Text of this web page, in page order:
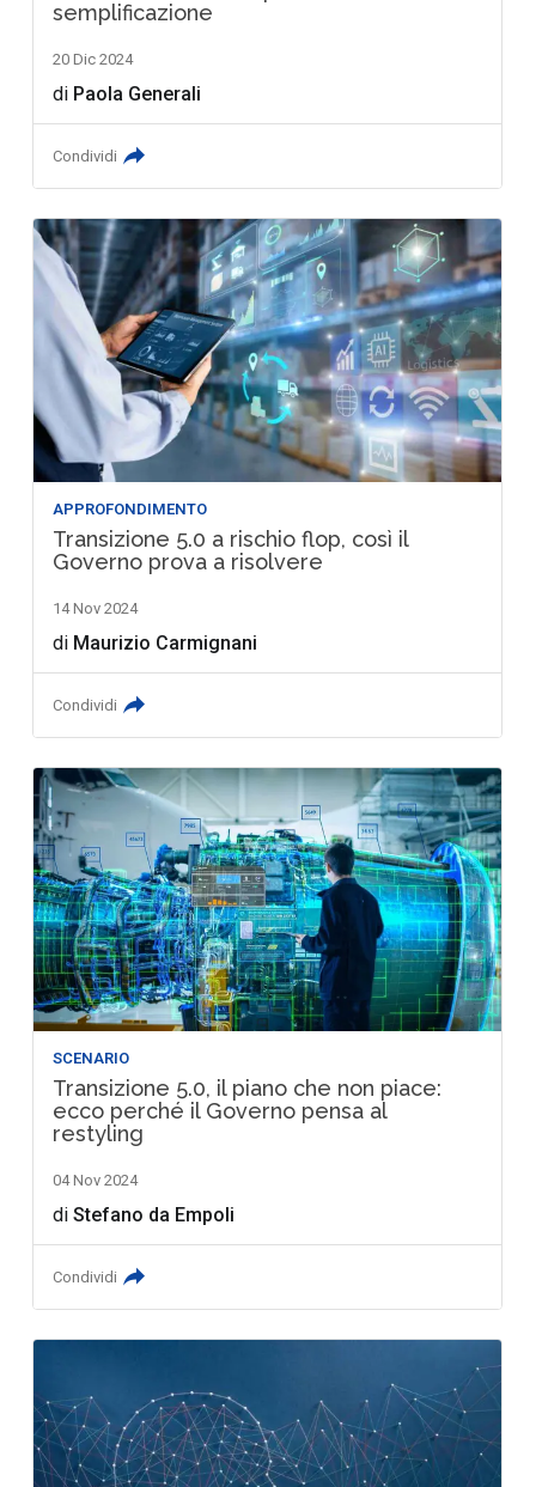
semplificazione
20 Dic 2024
di Paola Generali
Condividi
APPROFONDIMENTO
Transizione 5.0 a rischio flop, così il
Governo prova a risolvere
14 Nov 2024
di Maurizio Carmignani
Condividi
SCENARIO
Transizione 5.0, il piano che non piace:
ecco perché il Governo pensa al
restyling
04 Nov 2024
diStefano da Empoli
Condividi